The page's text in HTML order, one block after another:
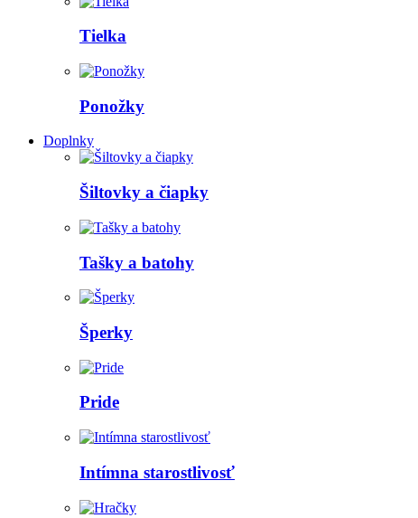
Tielka
Ponožky
Doplnky
Šiltovky a čiapky
Tašky a batohy
Šperky
Pride
Intímna starostlivosť